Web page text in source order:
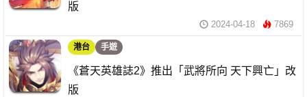
版
2024-04-18 7869
港台 手遊
《蒼天英雄誌2》推出「武將所向 天下興亡」改
版